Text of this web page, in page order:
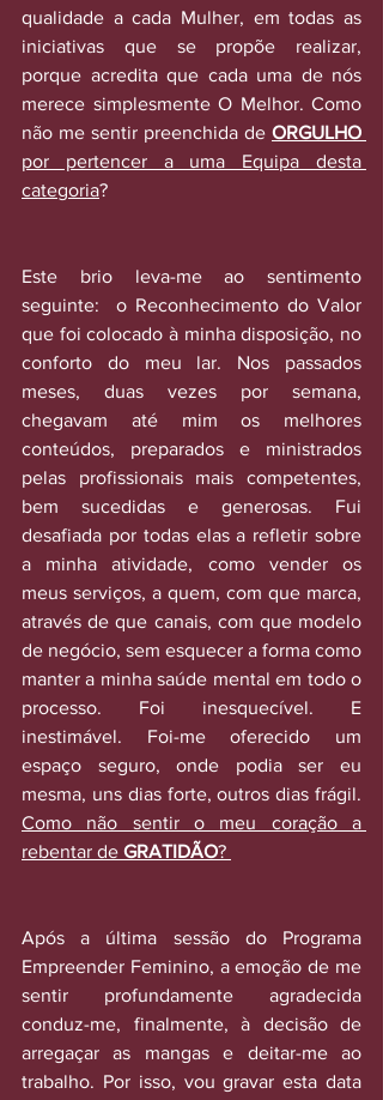
qualidade a cada Mulher, em todas as
iniciativas que se propõe realizar,
porque acredita que cada uma de nós
merece simplesmente O Melhor. Como
não me sentir preenchida de ORGULHO
por pertencer a uma Equipa desta
categoria?
Este brio leva-me ao sentimento
seguinte:  o Reconhecimento do Valor
que foi colocado à minha disposição, no
conforto do meu lar. Nos passados
meses, duas vezes por semana,
chegavam até mim os melhores
conteúdos, preparados e ministrados
pelas profissionais mais competentes,
bem sucedidas e generosas. Fui
desafiada por todas elas a refletir sobre
a minha atividade, como vender os
meus serviços, a quem, com que marca,
através de que canais, com que modelo
de negócio, sem esquecer a forma como
manter a minha saúde mental em todo o
processo. Foi inesquecível. E
inestimável. Foi-me oferecido um
espaço seguro, onde podia ser eu
Como não sentir o meu coração a
rebentar de GRATIDÃO?
Após a última sessão do Programa
Empreender Feminino, a emoção de me
sentir profundamente agradecida
conduz-me, finalmente, à decisão de
arregaçar as mangas e deitar-me ao
trabalho. Por isso, vou gravar esta data